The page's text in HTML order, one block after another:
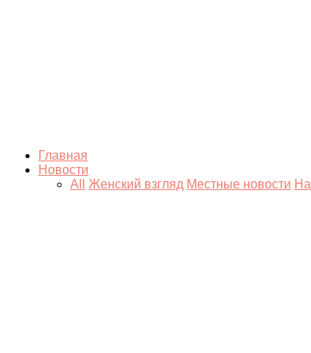
Главная
Новости
All
Женский взгляд Местные новости